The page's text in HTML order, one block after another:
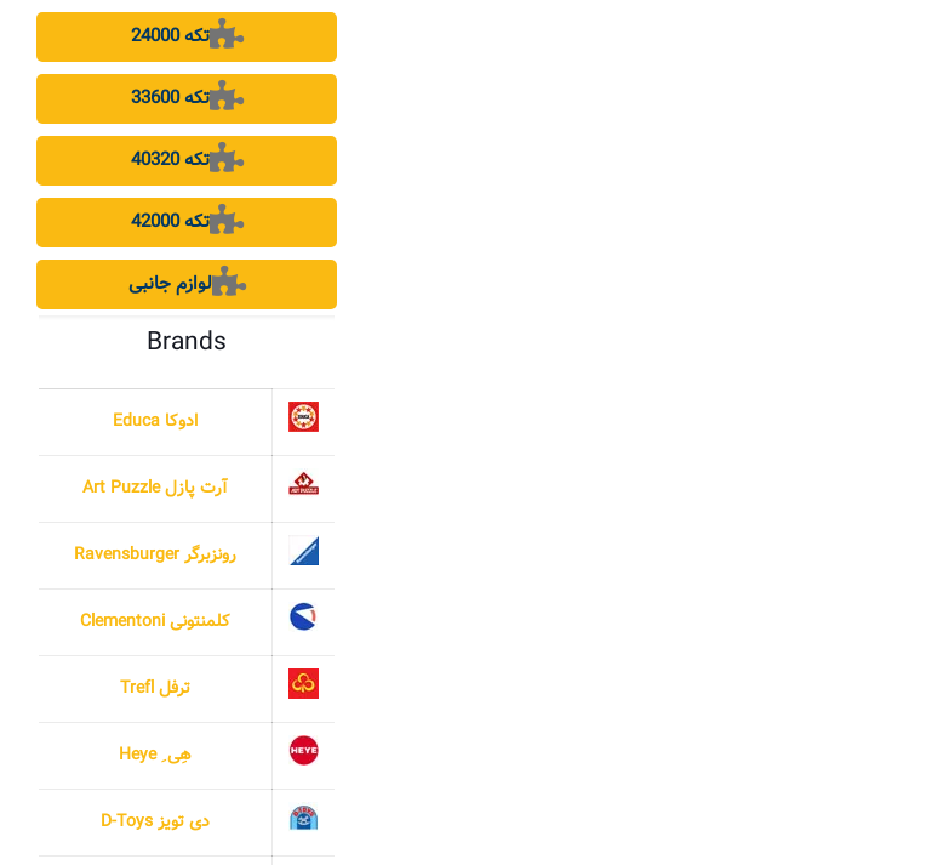
24000 تکه
33600 تکه
40320 تکه
42000 تکه
لوازم جانبی
Brands
ادوکا Educa
آرت پازل Art Puzzle
رونزبرگر Ravensburger
کلمنتونی Clementoni
ترفل Trefl
هِی ِ Heye
دی تویز D-Toys